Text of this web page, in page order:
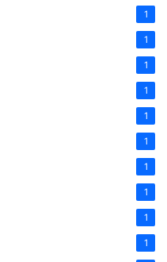
1
1
1
1
1
1
1
1
1
1